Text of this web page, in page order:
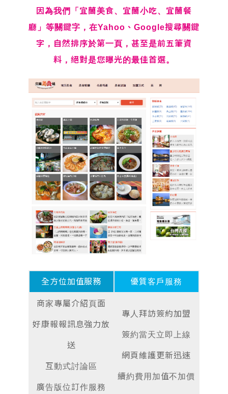
因為我們「宜蘭美食、宜蘭小吃、宜蘭餐
廳」等關鍵字，在Yahoo、Google搜尋關鍵
字，自然排序於第一頁，甚至是前五筆資
料，絕對是您曝光的最佳首選。
全方位加值服務 優質客戶服務
商家專屬介紹頁面
好康報報訊息強力放
送
互動式討論區
廣告版位訂作服務
專人拜訪簽約加盟
簽約當天立即上線
網頁維護更新迅速
續約費用加值不加價